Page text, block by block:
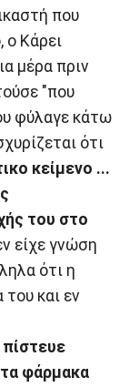
που
ο Κάρει
μέρα πριν
"που
φύλαγε κάτω
ότι
κείμενο ...
του στο
είχε γνώση
ότι η
του και εν
τα φάρμακα